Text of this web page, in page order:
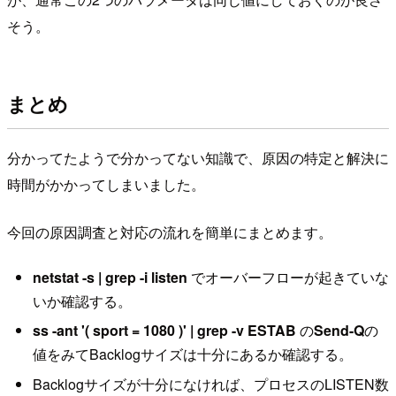
そう。
まとめ
分かってたようで分かってない知識で、原因の特定と解決に
時間がかかってしまいました。
今回の原因調査と対応の流れを簡単にまとめます。
netstat -s | grep -i listen でオーバーフローが起きていな
いか確認する。
ss -ant '( sport = 1080 )' | grep -v ESTAB のSend-Qの
値をみてBacklogサイズは十分にあるか確認する。
Backlogサイズが十分になければ、プロセスのLISTEN数